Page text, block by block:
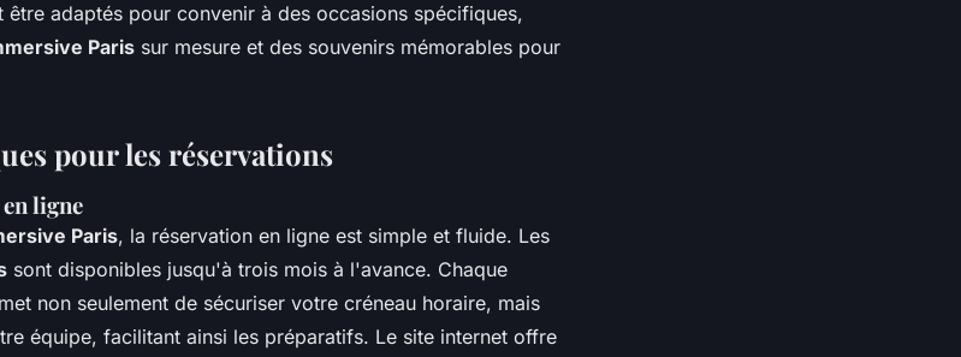
être adaptés pour convenir à des occasions spécifiques,
Paris sur mesure et des souvenirs mémorables pour
pour les réservations
ligne
Paris, la réservation en ligne est simple et fluide. Les
sont disponibles jusqu'à trois mois à l'avance. Chaque
non seulement de sécuriser votre créneau horaire, mais
équipe, facilitant ainsi les préparatifs. Le site internet offre